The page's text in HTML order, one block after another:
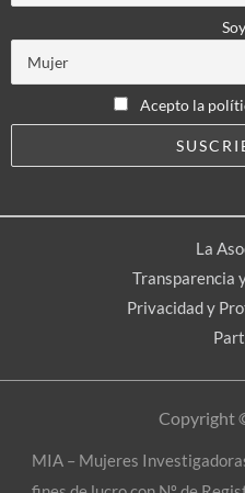
Soy
Acepto la
La
Transparencia
Privacidad y
Copyright
MIA – Mujeres